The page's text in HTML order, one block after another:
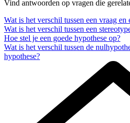
Vind antwoorden op vragen die
Wat is het verschil tussen een vraag en
Wat is het verschil tussen een
Hoe stel je een goede hypothese op?
Wat is het verschil tussen de
hypothese?